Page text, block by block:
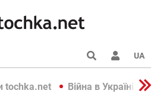
UA
tochka.net Війна в Україні 2022